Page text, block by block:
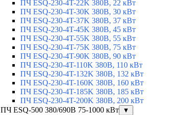
ПЧ ESQ-230-4T-22K 380В, 22 кВт
ПЧ ESQ-230-4T-30K 380В, 30 кВт
ПЧ ESQ-230-4T-37K 380В, 37 кВт
ПЧ ESQ-230-4T-45K 380В, 45 кВт
ПЧ ESQ-230-4T-55K 380В, 55 кВт
ПЧ ESQ-230-4T-75K 380В, 75 кВт
ПЧ ESQ-230-4T-90K 380В, 90 кВт
ПЧ ESQ-230-4T-110K 380В, 110 кВт
ПЧ ESQ-230-4T-132K 380В, 132 кВт
ПЧ ESQ-230-4T-160K 380В, 160 кВт
ПЧ ESQ-230-4T-185K 380В, 185 кВт
ПЧ ESQ-230-4T-200K 380В, 200 кВт
ПЧ ESQ-500 380/690В 75-1000 кВт
▼